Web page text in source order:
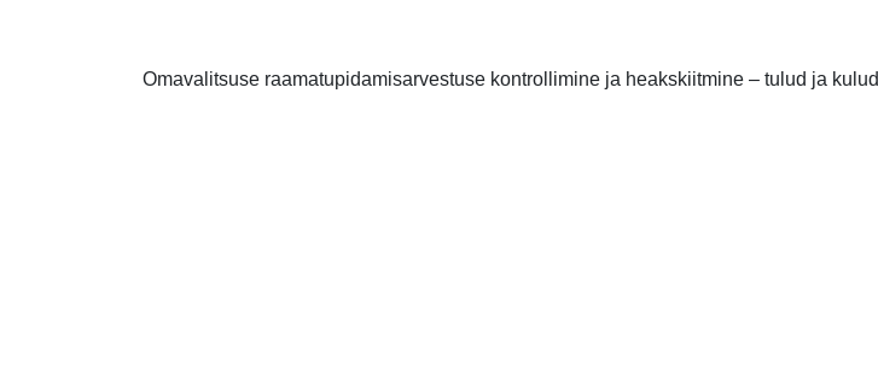
Omavalitsuse raamatupidamisarvestuse kontrollimine ja heakskiitmine – tulud ja kulud